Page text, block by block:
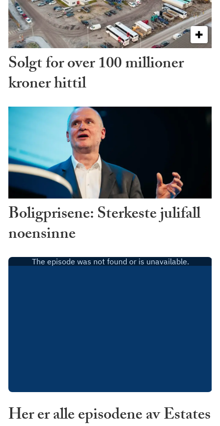
Solgt for over 100 millioner
kroner hittil
Boligprisene: Sterkeste julifall
noensinne
Her er alle episodene av Estates